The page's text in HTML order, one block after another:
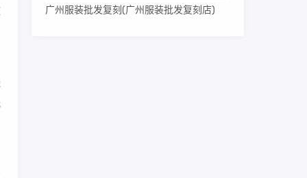
广州服装批发复刻(广州服装批发复刻店)